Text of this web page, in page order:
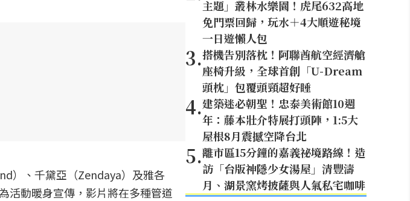
）、千黛亞（Zendaya）及雅各
活動暖身宣傳，影片將在多種管道
主題」叢林水樂園！虎尾632高地
免門票回歸，玩水＋4大順遊秘境
一日遊懶人包
3.搭機告別落枕！阿聯酋航空經濟艙
座椅升級，全球首創「U-Dream
頭枕」包覆頭頸超好睡
4.建築迷必朝聖！忠泰美術館10週
年：藤本壯介特展打頭陣，1:5大
屋根8月震撼空降台北
5.離市區15分鐘的嘉義祕境路線！造
訪「台版神隱少女湯屋」清豐濤
月、湖景窯烤披薩與人氣私宅咖啡